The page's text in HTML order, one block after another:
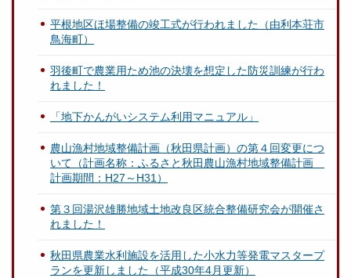
平根地区ほ場整備の竣工式が行われました（由利本荘市
鳥海町）
羽後町で農業用ため池の決壊を想定した防災訓練が行わ
れました！
「地下かんがいシステム利用マニュアル」
農山漁村地域整備計画（秋田県計画）の第４回変更につ
いて（計画名称：ふるさと秋田農山漁村地域整備計画
計画期間：H27～H31）
第３回湯沢雄勝地域土地改良区統合整備研究会が開催さ
れました！
秋田県農業水利施設を活用した小水力等発電マスタープ
ランを更新しました（平成30年4月更新）